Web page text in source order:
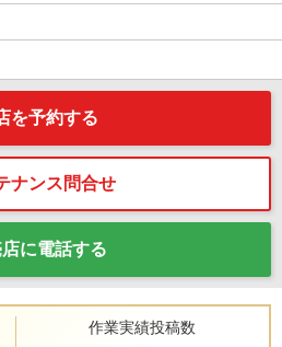
を予約する
ナンス問合せ
に電話する
作業実績投稿数